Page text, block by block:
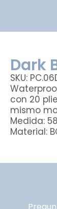
Dark
SKU:
con 20
mismo
Medida:
Material: